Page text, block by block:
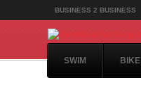
BUSINESS 2 BUSINESS
SWIM BIKE